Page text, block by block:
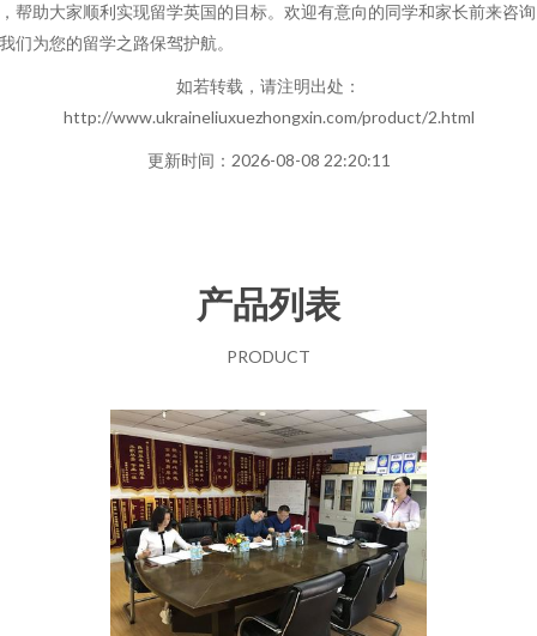
帮助大家顺利实现留学英国的目标。欢迎有意向的同学和家长前来咨
们为您的留学之路保驾护航。
如若转载，请注明出处：
http://www.ukraineliuxuezhongxin.com/product/2.html
更新时间：2026-08-08 22:20:11
产品列表
PRODUCT